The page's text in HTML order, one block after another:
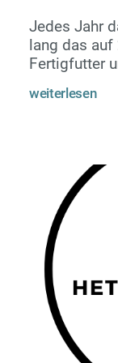
Jedes Jahr
lang das
Fertigfutter
chinesischer
spricht
beduselt zu
Unfassbar,
weiterlesen